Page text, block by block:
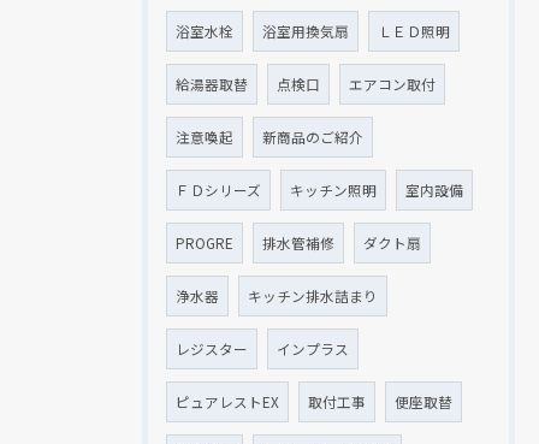
浴室水栓 浴室用換気扇 ＬＥＤ照明
給湯器取替 点検口 エアコン取付
注意喚起 新商品のご紹介
ＦＤシリーズ キッチン照明 室内設備
PROGRE 排水管補修 ダクト扇
浄水器 キッチン排水詰まり
レジスター インプラス
ピュアレストEX 取付工事 便座取替